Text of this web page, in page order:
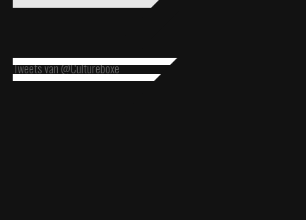
Tweets van @Cultureboxe